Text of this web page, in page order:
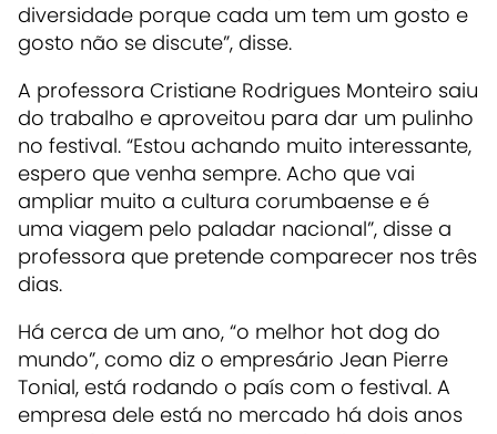
diversidade porque cada um tem um gosto e
gosto não se discute”, disse.
A professora Cristiane Rodrigues Monteiro saiu
do trabalho e aproveitou para dar um pulinho
no festival. “Estou achando muito interessante,
espero que venha sempre. Acho que vai
ampliar muito a cultura corumbaense e é
uma viagem pelo paladar nacional”, disse a
professora que pretende comparecer nos três
dias.
Há cerca de um ano, “o melhor hot dog do
mundo”, como diz o empresário Jean Pierre
Tonial, está rodando o país com o festival. A
empresa dele está no mercado há dois anos